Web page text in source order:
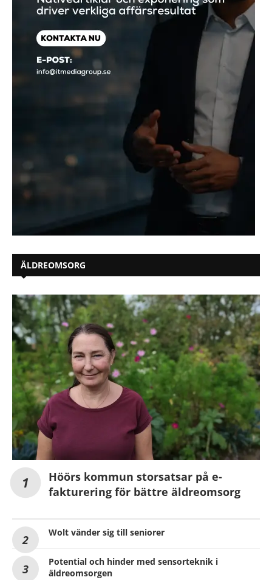
ÄLDREOMSORG
Höörs kommun storsatsar på e-
fakturering för bättre äldreomsorg
Wolt vänder sig till seniorer
Potential och hinder med sensorteknik i
äldreomsorgen